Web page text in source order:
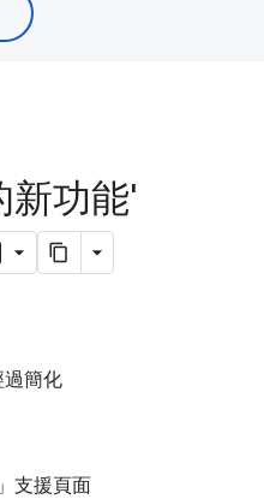
新功能'
過簡化
支援頁面